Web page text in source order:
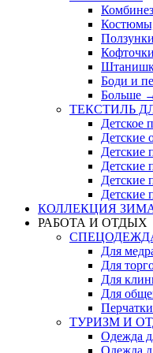
Ползунки
Боди и
Больше
ТЕКСТИЛЬ
Детское
Детские
Детские
Детские
Детские
Детские
КОЛЛЕКЦИЯ
РАБОТА И ОТДЫХ
Для
Для
Для
Для
ТУРИЗМ И
Одежда
Одежда